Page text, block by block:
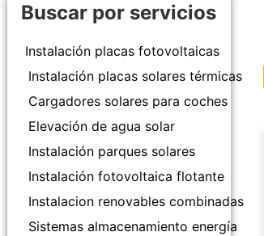
Buscar por servicios
Instalación placas fotovoltaicas
Instalación placas solares térmicas
Cargadores solares para coches
Elevación de agua solar
Instalación parques solares
Instalación fotovoltaica flotante
Instalacion renovables combinadas
Sistemas almacenamiento energía